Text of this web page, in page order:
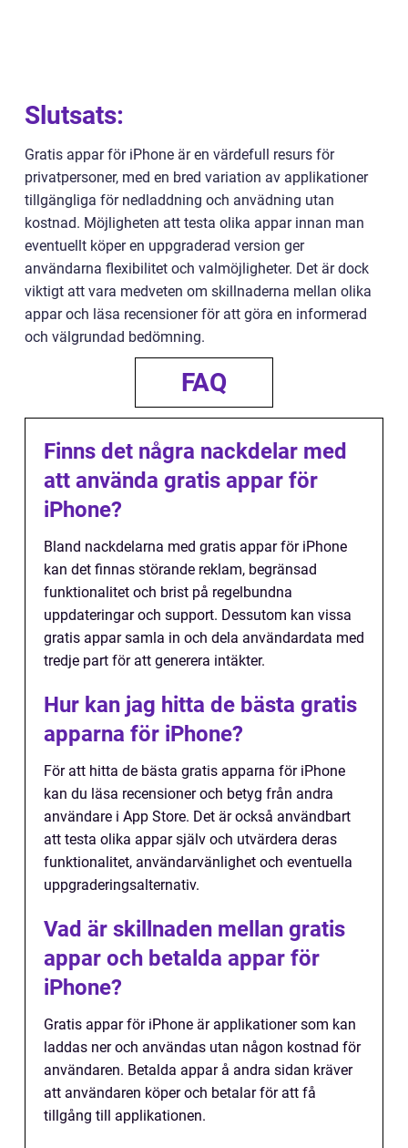
Slutsats:
Gratis appar för iPhone är en värdefull resurs för
privatpersoner, med en bred variation av applikationer
tillgängliga för nedladdning och anvädning utan
kostnad. Möjligheten att testa olika appar innan man
eventuellt köper en uppgraderad version ger
användarna flexibilitet och valmöjligheter. Det är dock
viktigt att vara medveten om skillnaderna mellan olika
appar och läsa recensioner för att göra en informerad
och välgrundad bedömning.
FAQ
Finns det några nackdelar med
att använda gratis appar för
iPhone?
Bland nackdelarna med gratis appar för iPhone
kan det finnas störande reklam, begränsad
funktionalitet och brist på regelbundna
uppdateringar och support. Dessutom kan vissa
gratis appar samla in och dela användardata med
tredje part för att generera intäkter.
Hur kan jag hitta de bästa gratis
apparna för iPhone?
För att hitta de bästa gratis apparna för iPhone
kan du läsa recensioner och betyg från andra
användare i App Store. Det är också användbart
att testa olika appar själv och utvärdera deras
funktionalitet, användarvänlighet och eventuella
uppgraderingsalternativ.
Vad är skillnaden mellan gratis
appar och betalda appar för
iPhone?
Gratis appar för iPhone är applikationer som kan
laddas ner och användas utan någon kostnad för
användaren. Betalda appar å andra sidan kräver
att användaren köper och betalar för att få
tillgång till applikationen.